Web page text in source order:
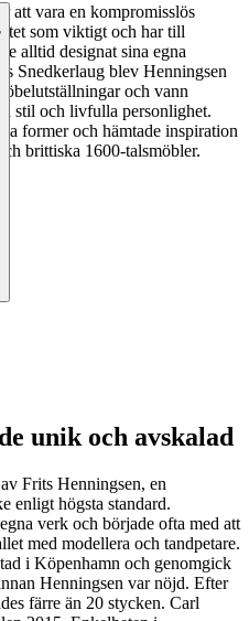
att vara en kompromisslös
som viktigt och har till
alltid designat sina egna
Snedkerlaug blev Henningsen
och vann
stil och livfulla personlighet.
former och hämtade inspiration
brittiska 1600-talsmöbler.
unik och avskalad
Frits Henningsen, en
enligt högsta standard.
verk och började ofta med att
med modellera och tandpetare.
i Köpenhamn och genomgick
Henningsen var nöjd. Efter
färre än 20 stycken. Carl